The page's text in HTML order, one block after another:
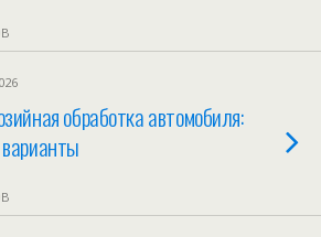
обработка автомобиля: